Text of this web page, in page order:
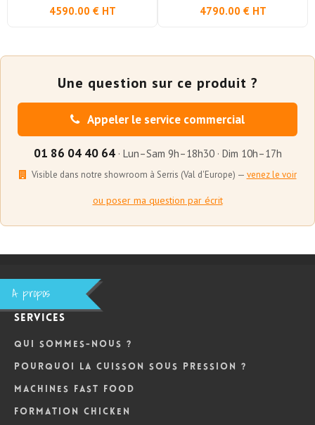
4590.00 € HT 4790.00 € HT
Une question sur ce produit ?
Appeler le service commercial
01 86 04 40 64· Lun–Sam 9h–18h30 · Dim 10h–17h
Visible dans notre showroom à Serris (Val d'Europe) — venez le voir
ou poser ma question par écrit
Services
Qui sommes-nous ?
Pourquoi la cuisson sous pression ?
Machines Fast Food
Formation Chicken
A propos